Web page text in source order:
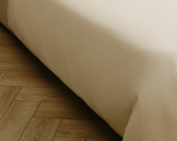
МЕБЕЛЬ
КОЛЛЕКЦИИ
КОЛЛЕКЦИЯ ИЗ МАССИВА
СПЕЦИАЛЬНЫЕ
ИДЕИ ДЛЯ ПОДАРКОВ